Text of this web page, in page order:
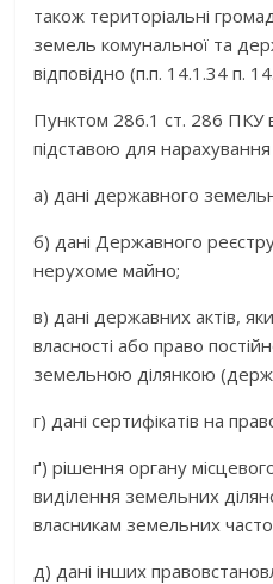
також територіальні
земель комунальної та
відповідно (п.п. 14.1.34 п.
Пунктом 286.1 ст. 286 ПКУ
підставою для
а) дані державного
б) дані Державного
нерухоме майно;
в) дані державних актів,
власності або право
земельною ділянкою
г) дані сертифікатів на
ґ) рішення органу
виділення земельних
власникам земельних
д) дані інших